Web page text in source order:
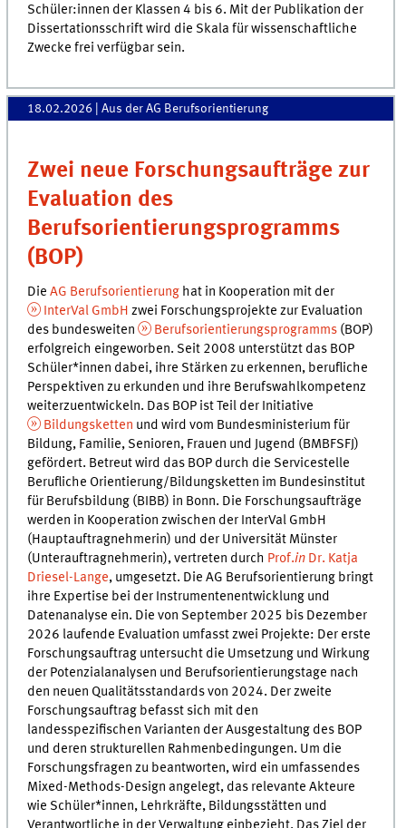
Schüler:innen der Klassen 4 bis 6. Mit der Publikation der
Dissertationsschrift wird die Skala für wissenschaftliche
Zwecke frei verfügbar sein.
18.02.2026 | Aus der AG Berufsorientierung
Zwei neue Forschungsaufträge zur
Evaluation des
Berufsorientierungsprogramms
(BOP)
DieAG Berufsorientierung hat in Kooperation mit der
InterVal GmbH zwei Forschungsprojekte zur Evaluation
des bundesweiten
Berufsorientierungsprogramms (BOP)
erfolgreich eingeworben. Seit 2008 unterstützt das BOP
Schüler*innen dabei, ihre Stärken zu erkennen, berufliche
Perspektiven zu erkunden und ihre Berufswahlkompetenz
weiterzuentwickeln. Das BOP ist Teil der Initiative
Bildungsketten und wird vom Bundesministerium für
Bildung, Familie, Senioren, Frauen und Jugend (BMBFSFJ)
gefördert. Betreut wird das BOP durch die Servicestelle
Berufliche Orientierung/Bildungsketten im Bundesinstitut
für Berufsbildung (BIBB) in Bonn. Die Forschungsaufträge
werden in Kooperation zwischen der InterVal GmbH
(Hauptauftragnehmerin) und der Universität Münster
(Unterauftragnehmerin), vertreten durch Prof.in Dr. Katja
Driesel-Lange, umgesetzt. Die AG Berufsorientierung bringt
ihre Expertise bei der Instrumentenentwicklung und
Datenanalyse ein. Die von September 2025 bis Dezember
2026 laufende Evaluation umfasst zwei Projekte: Der erste
Forschungsauftrag untersucht die Umsetzung und Wirkung
der Potenzialanalysen und Berufsorientierungstage nach
den neuen Qualitätsstandards von 2024. Der zweite
Forschungsauftrag befasst sich mit den
landesspezifischen Varianten der Ausgestaltung des BOP
und deren strukturellen Rahmenbedingungen. Um die
Forschungsfragen zu beantworten, wird ein umfassendes
Mixed-Methods-Design angelegt, das relevante Akteure
wie Schüler*innen, Lehrkräfte, Bildungsstätten und